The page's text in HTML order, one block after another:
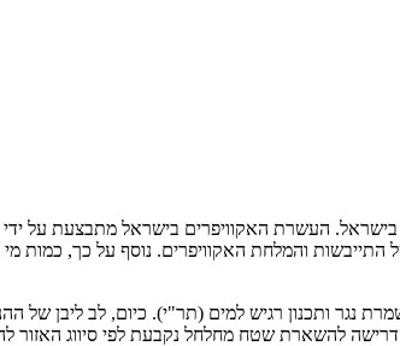
העשרת האקוויפרים בישראל מתבצעת על ידי
והמלחת האקוויפרים. נוסף על כך, כמות